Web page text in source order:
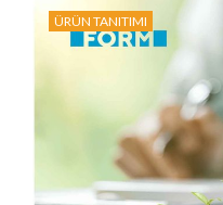
ÜRÜN TANITIMI